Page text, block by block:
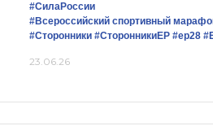
#СилаРоссии
#Всероссийский спортивный
#Сторонники #СторонникиЕР #ер28
23.06.26